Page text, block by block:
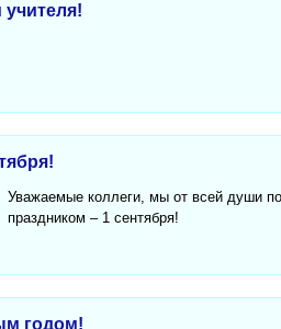
Уважаемые коллеги, мы от всей души
праздником – 1 сентября!
годом!